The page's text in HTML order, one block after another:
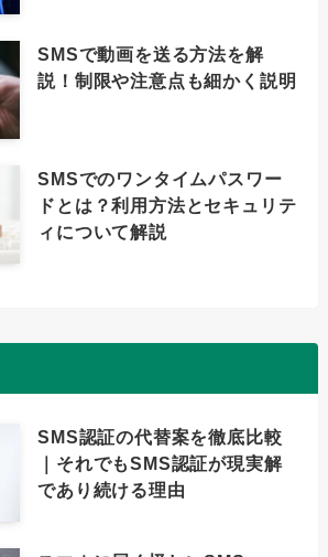
SMSで動画を送る方法を解
説！制限や注意点も細かく説明
SMSでのワンタイムパスワー
ドとは？利用方法とセキュリテ
ィについて解説
SMS認証の代替案を徹底比較
｜それでもSMS認証が現実解
であり続ける理由